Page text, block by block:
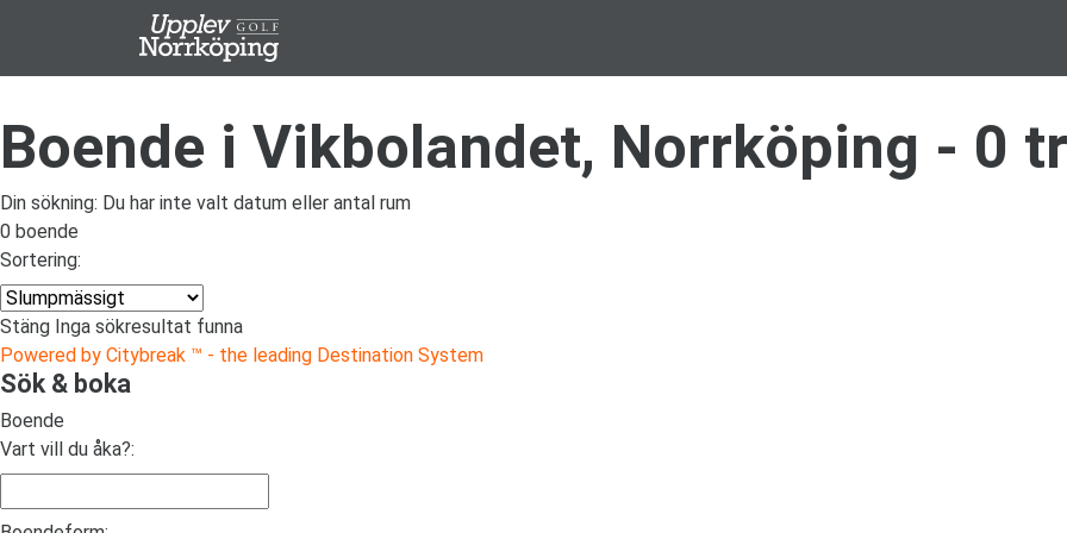
Boende i Vikbolandet, Norrköping - 0
Din sökning: Du har inte valt datum eller antal rum
0 boende
Sortering:
Stäng Inga sökresultat funna
Powered by Citybreak ™ - the leading Destination System
Sök & boka
Boende
Vart vill du åka?: